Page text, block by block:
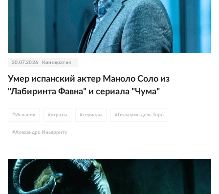
30.07.2026 Кинократия
Умер испанский актер Маноло Соло из
"Лабиринта Фавна" и сериала "Чума"
# Испания #утраты #сериалы # Гильермо дель Торо
#Алехандро Иньярриту